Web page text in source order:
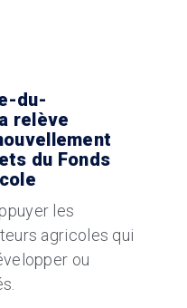
du-
relève
du Fonds
les
agricoles qui
ou